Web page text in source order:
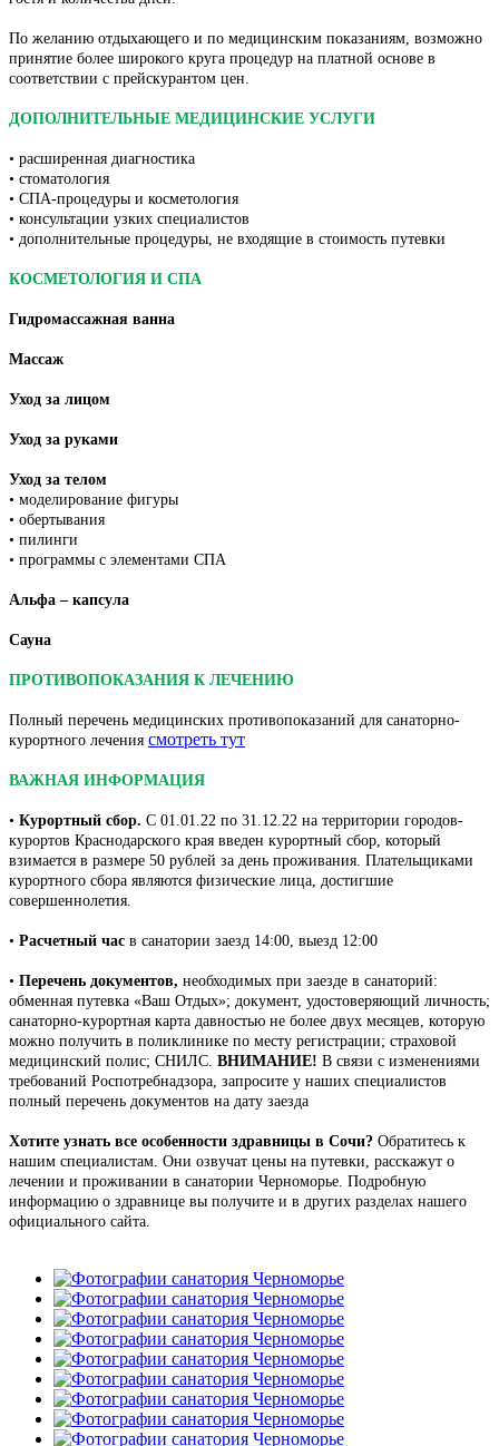
По желанию отдыхающего и по медицинским показаниям, возможно
принятие более широкого круга процедур на платной основе в
соответствии с прейскурантом цен.
ДОПОЛНИТЕЛЬНЫЕ МЕДИЦИНСКИЕ УСЛУГИ
• расширенная диагностика
• стоматология
• СПА-процедуры и косметология
• консультации узких специалистов
• дополнительные процедуры, не входящие в стоимость путевки
КОСМЕТОЛОГИЯ И СПА
Гидромассажная ванна
Массаж
Уход за лицом
Уход за руками
Уход за телом
• моделирование фигуры
• обертывания
• пилинги
• программы с элементами СПА
Альфа – капсула
Сауна
ПРОТИВОПОКАЗАНИЯ К ЛЕЧЕНИЮ
Полный перечень медицинских противопоказаний для санаторно-
курортного лечения смотреть тут
ВАЖНАЯ ИНФОРМАЦИЯ
• Курортный сбор. С 01.01.22 по 31.12.22 на территории городов-
курортов Краснодарского края введен курортный сбор, который
взимается в размере 50 рублей за день проживания. Плательщиками
курортного сбора являются физические лица, достигшие
совершеннолетия.
• Расчетный час в санатории заезд 14:00, выезд 12:00
• Перечень документов, необходимых при заезде в санаторий:
обменная путевка «Ваш Отдых»; документ, удостоверяющий личность;
санаторно-курортная карта давностью не более двух месяцев, которую
можно получить в поликлинике по месту регистрации; страховой
медицинский полис; СНИЛС. ВНИМАНИЕ! В связи с изменениями
требований Роспотребнадзора, запросите у наших специалистов
полный перечень документов на дату заезда
Хотите узнать все особенности здравницы в Сочи? Обратитесь к
нашим специалистам. Они озвучат цены на путевки, расскажут о
лечении и проживании в санатории Черноморье. Подробную
информацию о здравнице вы получите и в других разделах нашего
официального сайта.